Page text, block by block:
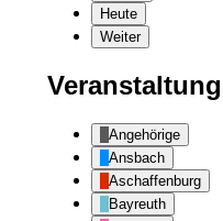
Heute
Weiter
Angehörige
Ansbach
Aschaffenburg
Bayreuth